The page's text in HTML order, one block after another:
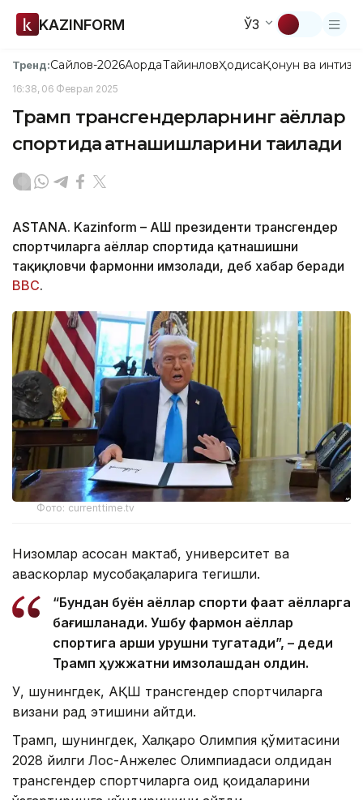
KAZINFORM ЎЗ
Тренд:Сайлов-2026АқордаТайинловҲодисаҚонун ва
16:38, 06 Феврал 2025
Трамп трансгендерларнинг аёллар
спортида қатнашишларини тақиқлади
ASTANA. Kazinform – АҚШ президенти трансгендер
спортчиларга аёллар спортида қатнашишни
тақиқловчи фармонни имзолади, деб хабар беради
BBC.
Фото: currenttime.tv
Низомлар асосан мактаб, университет ва
ҳаваскорлар мусобақаларига тегишли.
“Бундан буён аёллар спорти фақат аёлларга
бағишланади. Ушбу фармон аёллар
спортига қарши урушни тугатади”, – деди
Трамп ҳужжатни имзолашдан олдин.
У, шунингдек, АҚШ трансгендер спортчиларга
визани рад этишини айтди.
Трамп, шунингдек, Халқаро Олимпия қўмитасини
2028 йилги Лос-Анжелес Олимпиадаси олдидан
трансгендер спортчиларга оид қоидаларини